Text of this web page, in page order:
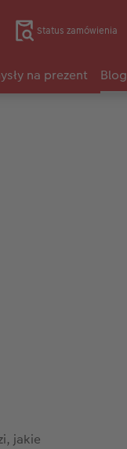
Status zamówienia
na prezent Blog
jakie